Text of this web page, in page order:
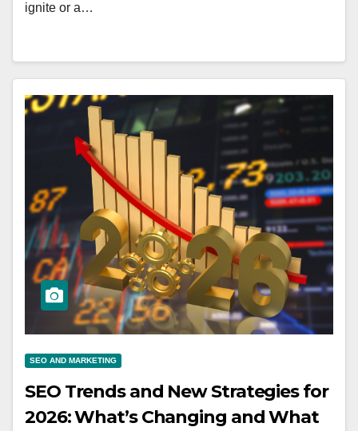
ignite or a…
SEO AND MARKETING
SEO Trends and New Strategies for
2026: What’s Changing and What